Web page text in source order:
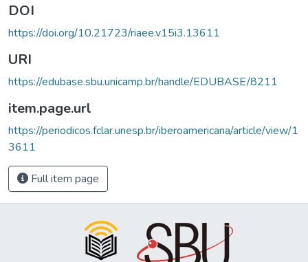
DOI
https://doi.org/10.21723/riaee.v15i3.13611
URI
https://edubase.sbu.unicamp.br/handle/EDUBASE/8211
item.page.url
https://periodicos.fclar.unesp.br/iberoamericana/article/view/1
3611
Full item page